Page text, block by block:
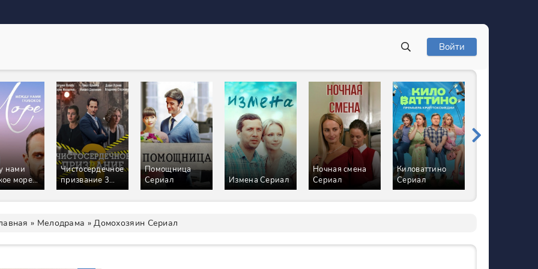
Войти
нами
море
Чистосердечное
призвание 3
Сезон Сериал
Помощница
Сериал
Измена Сериал
Ночная смена
Сериал
Киловаттино
Сериал
» Мелодрама » Домохозяин Сериал